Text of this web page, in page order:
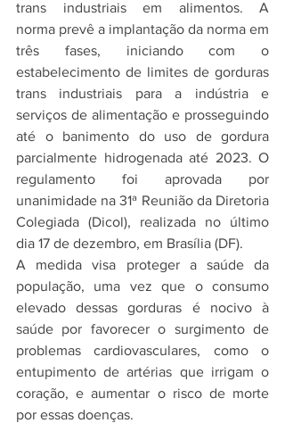
trans industriais em alimentos. A
norma prevê a implantação da norma em
três fases, iniciando com o
estabelecimento de limites de gorduras
trans industriais para a indústria e
serviços de alimentação e prosseguindo
até o banimento do uso de gordura
parcialmente hidrogenada até 2023. O
regulamento foi aprovada por
unanimidade na 31ª Reunião da Diretoria
Colegiada (Dicol), realizada no último
dia 17 de dezembro, em Brasília (DF).
A medida visa proteger a saúde da
população, uma vez que o consumo
elevado dessas gorduras é nocivo à
saúde por favorecer o surgimento de
problemas cardiovasculares, como o
entupimento de artérias que irrigam o
coração, e aumentar o risco de morte
por essas doenças.